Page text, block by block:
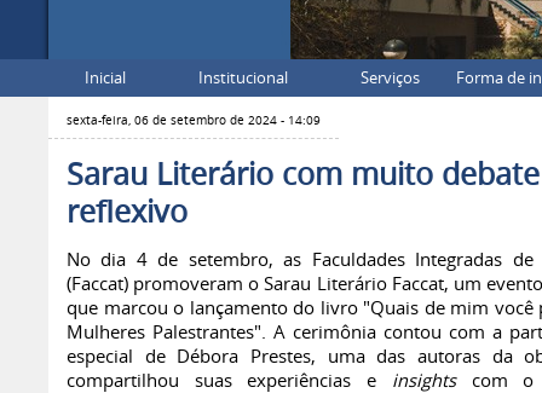
Inicial Institucional Serviços Forma de
sexta-feira, 06 de setembro de 2024 - 14:09
Sarau Literário com muito debate
reflexivo
No dia 4 de setembro, as Faculdades Integradas de
(Faccat) promoveram o Sarau Literário Faccat, um
que marcou o lançamento do livro "Quais de mim você
Mulheres Palestrantes". A cerimônia contou com a
especial de Débora Prestes, uma das autoras da
compartilhou suas experiências e insights com o